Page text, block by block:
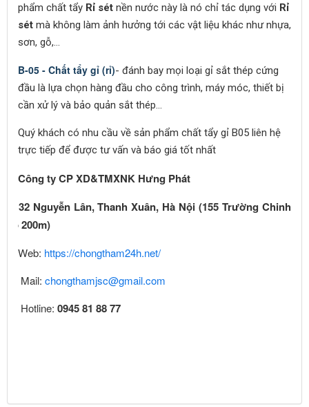
phẩm chất tẩy Rỉ sét nền nước này là nó chỉ tác dụng với Rỉ
sét mà không làm ảnh hưởng tới các vật liệu khác như nhựa,
sơn, gỗ,…
B-05 - Chất tẩy gỉ (rỉ)- đánh bay mọi loại gỉ sắt thép cứng
đầu là lựa chọn hàng đầu cho công trình, máy móc, thiết bị
cần xử lý và bảo quản sắt thép…
Quý khách có nhu cầu về sản phẩm chất tẩy gỉ B05 liên hệ
trực tiếp để được tư vấn và báo giá tốt nhất
Công ty CP XD&TMXNK Hưng Phát
32 Nguyễn Lân, Thanh Xuân, Hà Nội (155 Trường Chinh
vào 200m)
Web: https://chongtham24h.net/
Mail: chongthamjsc@gmail.com
Hotline: 0945 81 88 77